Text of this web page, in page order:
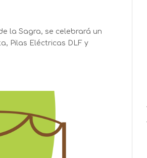
la Sagra, se celebrará un
Pilas Eléctricas DLF y